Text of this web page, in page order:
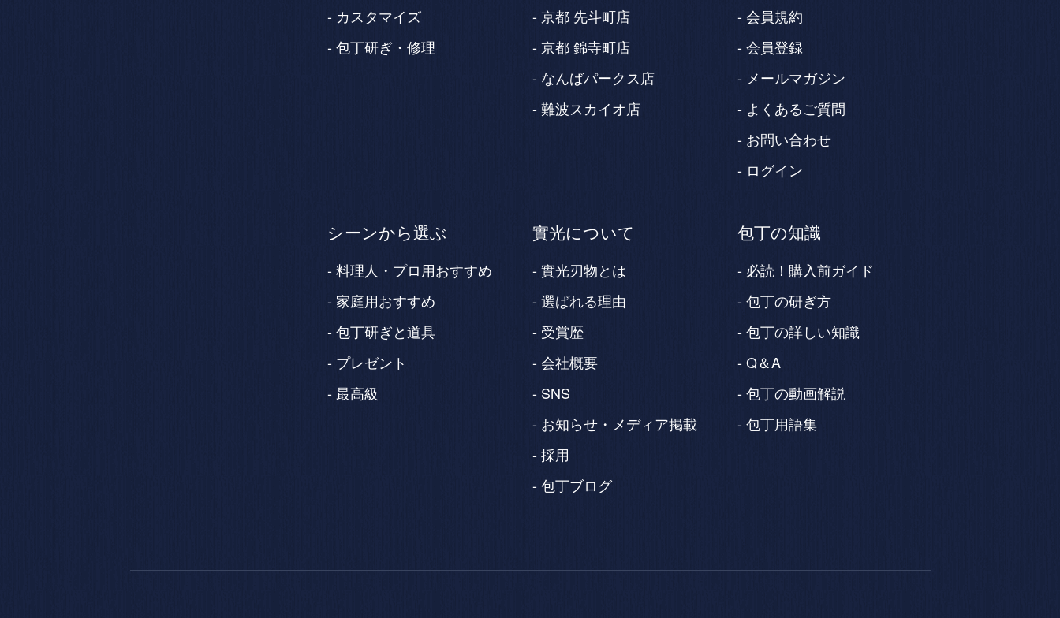
カスタマイズ
包丁研ぎ・修理
京都 先斗町店
京都 錦寺町店
なんばパークス店
難波スカイオ店
会員規約
会員登録
メールマガジン
よくあるご質問
お問い合わせ
ログイン
シーンから選ぶ
料理人・プロ用おすすめ
家庭用おすすめ
包丁研ぎと道具
プレゼント
最高級
實光について
實光刃物とは
選ばれる理由
受賞歴
会社概要
SNS
お知らせ・メディア掲載
採用
包丁ブログ
包丁の知識
必読！購入前ガイド
包丁の研ぎ方
包丁の詳しい知識
Q＆A
包丁の動画解説
包丁用語集